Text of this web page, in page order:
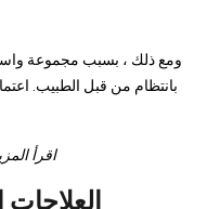
ومع ذلك ، بسبب مجموعة
بانتظام من قبل الطبيب.
اقرأ
العلاجات